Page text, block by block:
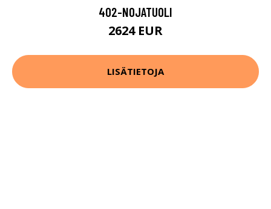
402-NOJATUOLI
2624 EUR
LISÄTIETOJA